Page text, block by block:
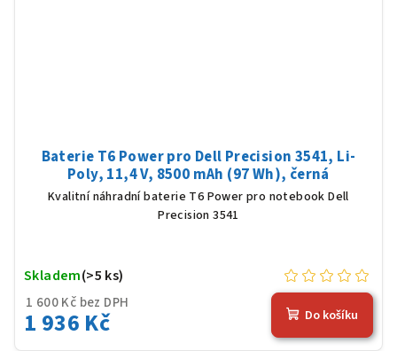
Baterie T6 Power pro Dell Precision 3541, Li-
Poly, 11,4 V, 8500 mAh (97 Wh), černá
Kvalitní náhradní baterie T6 Power pro notebook Dell
Precision 3541
1 600 Kč bez DPH
1 936 Kč
Skladem(>5 ks)
Do košíku